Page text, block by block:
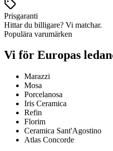
Prisgaranti
Hittar du billigare? Vi matchar.
Populära varumärken
Vi för Europas
Marazzi
Mosa
Porcelanosa
Iris Ceramica
Refin
Florim
Ceramica Sant'Agostino
Atlas Concorde